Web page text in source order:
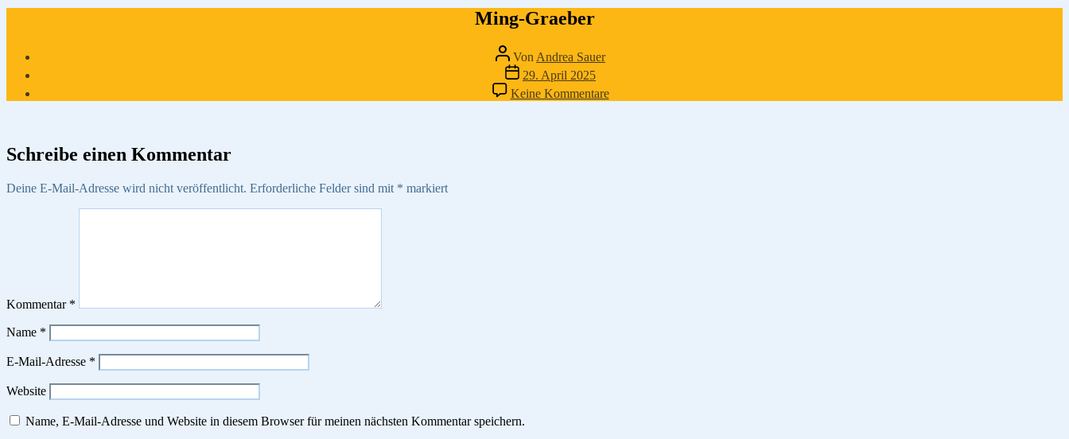
Ming-Graeber
Beitragsautor
Von Andrea Sauer
Veröffentlichungsdatum
29. April 2025
Keine Kommentarezu
Ming-
Schreibe einen Kommentar
Deine E-Mail-Adresse wird nicht veröffentlicht. Erforderliche Felder sind mit * markiert
Kommentar *
Name *
E-Mail-Adresse *
Website
Name, E-Mail-Adresse und Website in diesem Browser für meinen nächsten Kommentar speichern.